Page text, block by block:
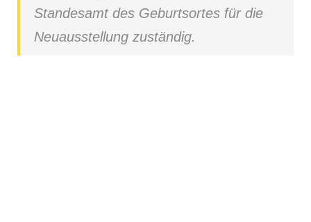
Standesamt des Geburtsortes für die
Neuausstellung zuständig.